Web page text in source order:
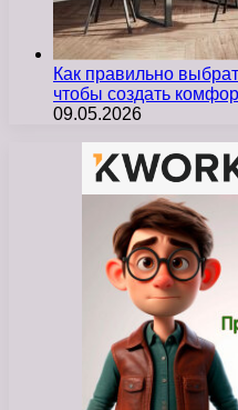
Как правильно
чтобы создать
09.05.2026